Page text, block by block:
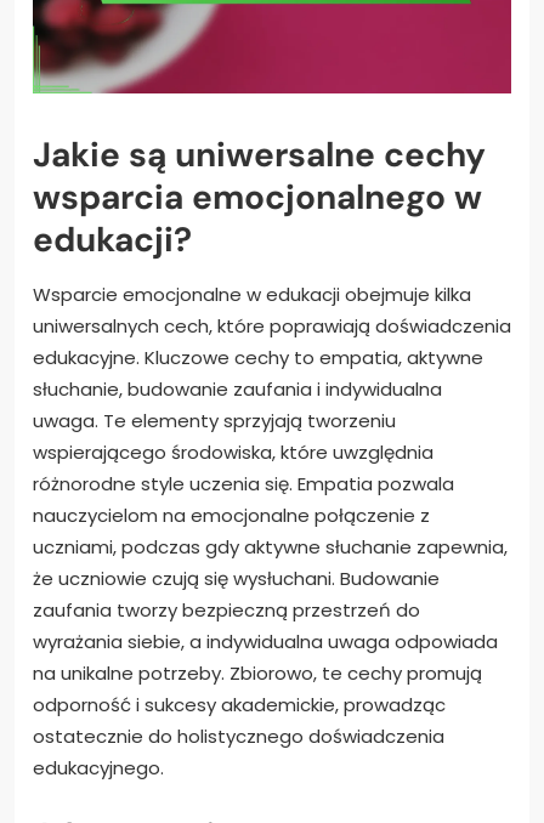
Jakie są uniwersalne cechy
wsparcia emocjonalnego w
edukacji?
Wsparcie emocjonalne w edukacji obejmuje kilka
uniwersalnych cech, które poprawiają doświadczenia
edukacyjne. Kluczowe cechy to empatia, aktywne
słuchanie, budowanie zaufania i indywidualna
uwaga. Te elementy sprzyjają tworzeniu
wspierającego środowiska, które uwzględnia
różnorodne style uczenia się. Empatia pozwala
nauczycielom na emocjonalne połączenie z
uczniami, podczas gdy aktywne słuchanie zapewnia,
że uczniowie czują się wysłuchani. Budowanie
zaufania tworzy bezpieczną przestrzeń do
wyrażania siebie, a indywidualna uwaga odpowiada
na unikalne potrzeby. Zbiorowo, te cechy promują
odporność i sukcesy akademickie, prowadząc
ostatecznie do holistycznego doświadczenia
edukacyjnego.